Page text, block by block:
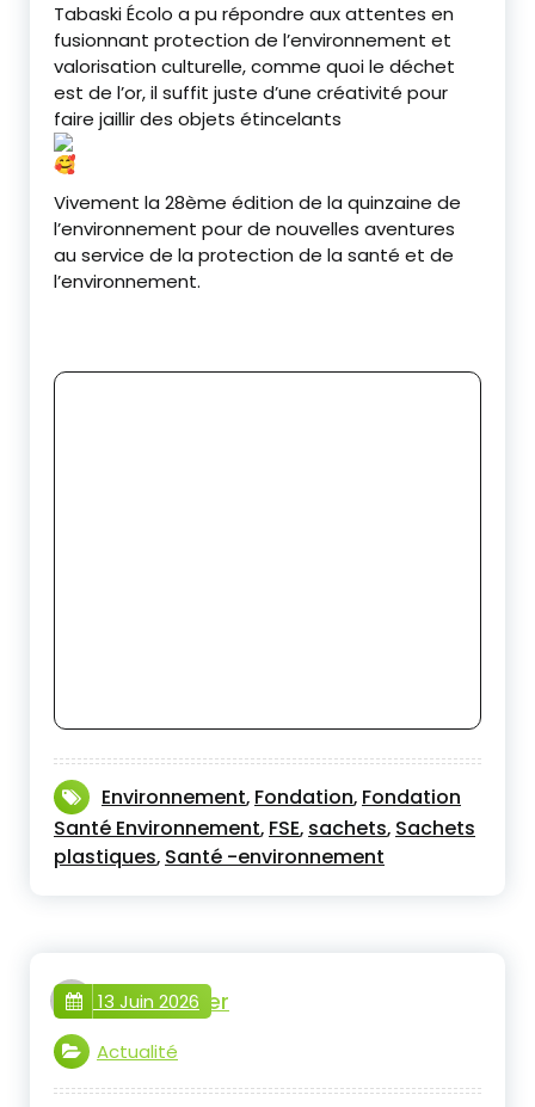
‎Tabaski Écolo a pu répondre aux attentes en
fusionnant protection de l’environnement et
valorisation culturelle, comme quoi le déchet
est de l’or, il suffit juste d’une créativité pour
faire jaillir des objets étincelants
Vivement la 28ème édition de la quinzaine de
l’environnement pour de nouvelles aventures
au service de la protection de la santé et de
l’environnement.
Environnement, Fondation, Fondation
Santé Environnement, FSE, sachets, Sachets
plastiques, Santé -environnement
webmaster
13 Juin 2026
Actualité